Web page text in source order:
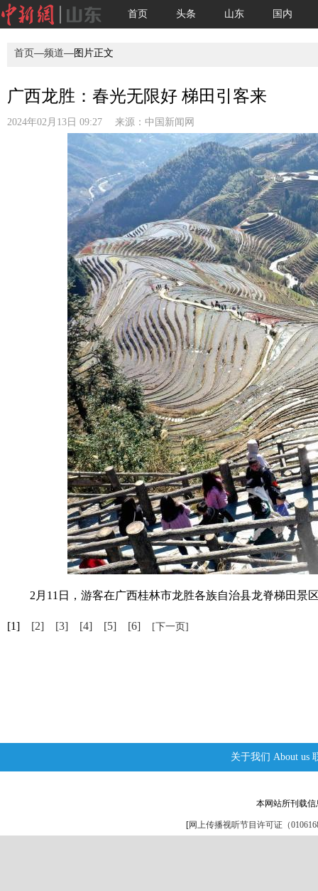
首页 头条 山东 国内
首页—频道—图片正文
广西龙胜：春光无限好 梯田引客来
2024年02月13日 09:27 来源： 中国新闻网
2月11日，游客在广西桂林市龙胜各族自治县龙脊梯田景
[1] [2] [3] [4] [5] [6] [下一页]
关于我们 About us
本网站所刊载
[网上传播视听节目许可证（